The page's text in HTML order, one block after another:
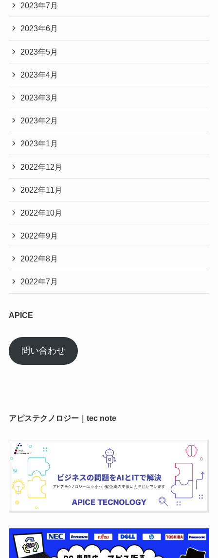
2023年7月
2023年6月
2023年5月
2023年4月
2023年3月
2023年2月
2023年1月
2022年12月
2022年11月
2022年10月
2022年9月
2022年8月
2022年7月
APICE
問い合わせ
アピステクノロジー｜tec note